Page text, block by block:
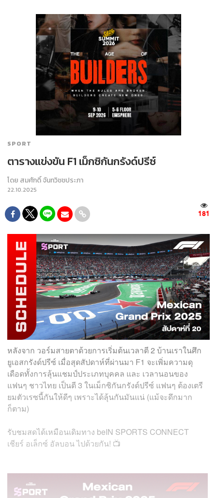
SPORT
ตารางแข่งขัน F1 เม็กซิกันกรังด์ปรีซ์
โดย สมศักดิ์ จันทวิชชประภา
22.10.2025
181
หลังจาก วอร์มสายตาด้วยการเริ่มต้นเวลาตี 2 บ้านเราในศึก
ยูเอสกรังด์ปรีซ์ เมื่อสุดสัปดาห์ที่ผ่านมา F1 จะเพิ่มความดุ
เดือดทั้งการลุ้นแชมป์ประเภทบุคคล และ เวลานอนของ
แฟนๆ ชาวไทย เป็นตี 3 ในเม็กซิกันกรังด์ปรีซ์ แฟนๆ ต้องเตรี
ยมตัวเรซนี้กันให้ดีๆ เพราะได้ลุ้นกันมันแน่ (แม้จะดึกมาก
ก็ตาม)
รับชมสดได้เหมือนเดิมทาง beIN SPORTS CONNECT
เชียร์ อเล็กซ์ อัลบอน ไปด้วยกัน! 📺